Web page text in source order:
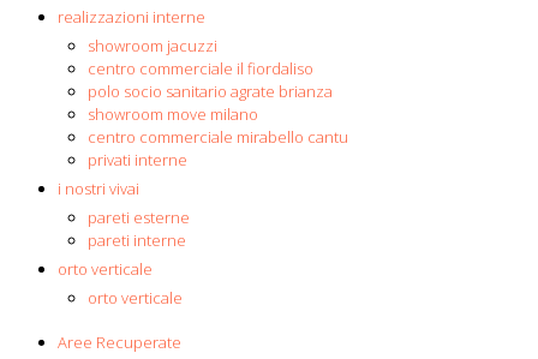
realizzazioni interne
showroom jacuzzi
centro commerciale il fiordaliso
polo socio sanitario agrate brianza
showroom move milano
centro commerciale mirabello cantu
privati interne
i nostri vivai
pareti esterne
pareti interne
orto verticale
orto verticale
Aree Recuperate